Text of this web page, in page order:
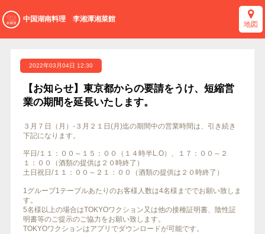
中国湖南料理 李湘潭湘菜館
地図
2022年03月04日 12:30
【お知らせ】東京都からの要請をうけ、短縮営
業の期間を延長いたします。
３月７日（月）-３月２１日(月)迄の期間中の営業時間は、引き続き
下記になります。
平日/１１：００～１５：００（１４時半L.O）、１７：００～２
１：００（酒類の提供は２０時終了）
土日祝日/１１：００～２１：００（酒類の提供は２０時終了）
1グループ1テーブルあたりのお客様人数は4名様まででお願い致しま
す。
5名様以上の場合はTOKYOワクション又は他の接種証明書、陰性証
明書等のご提示のご協力をお願い致します。
TOKYOワクションはアプリでダウンロードが可能です。